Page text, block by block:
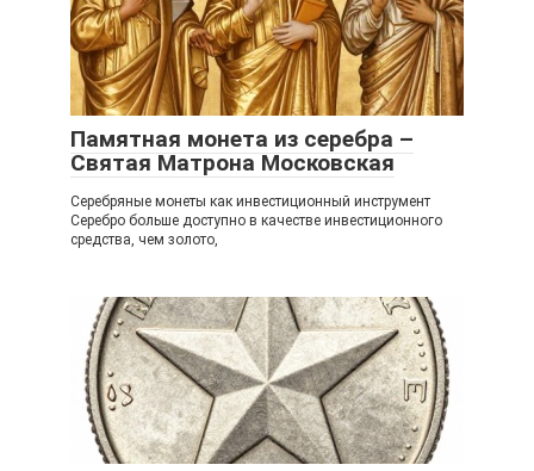
Памятная монета из серебра –
Святая Матрона Московская
Серебряные монеты как инвестиционный инструмент
Серебро больше доступно в качестве инвестиционного
средства, чем золото,